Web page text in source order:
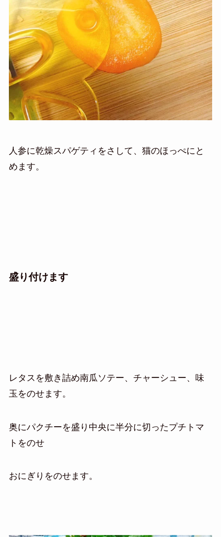
人参に乾燥スパゲティをさして、猫のほっぺにと
めます。
盛り付けます
レタスを敷き詰め南瓜ソテー、チャーシュー、味
玉をのせます。
奥にパクチーを盛り中央に半分に切ったプチトマ
トをのせ
おにぎりをのせます。